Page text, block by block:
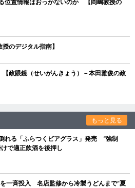
位置情報はおっかないのか 【岡嶋教授の
のデジタル指南】
政眼鏡（せいがんきょう）－本田雅俊の政
もっと見る
れる「ふらつくビアグラス」発売 “強制
で適正飲酒を後押し
一斉投入 名店監修から冷製うどんまで“夏